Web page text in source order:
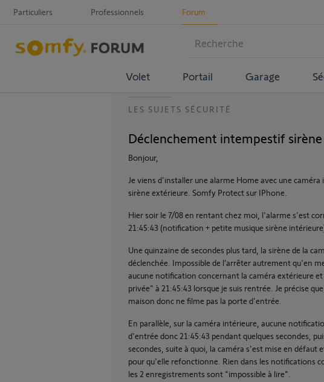
Particuliers Professionnels Forum
Volet Portail Garage
LES SUJETS SÉCURITÉ
Déclenchement intempestif
Bonjour,
Je viens d'installer une alarme Home avec une
sirène extérieure. Somfy Protect sur IPhone.
Hier soir le 7/08 en rentant chez moi, l'alarme s'est
21:45:43 (notification + petite musique sirène
Une quinzaine de secondes plus tard, la sirène de la
déclenchée. Impossible de l’arrêter autrement qu'en
aucune notification concernant la caméra extérieure
privée" à 21:45:43 lorsque je suis rentrée. Je précise
maison donc ne filme pas la porte d'entrée.
En parallèle, sur la caméra intérieure, aucune
d'entrée donc 21:45:43 pendant quelques secondes,
secondes, suite à quoi, la caméra s'est mise en
pour qu'elle refonctionne. Rien dans les notifications
les 2 enregistrements sont "impossible à lire".